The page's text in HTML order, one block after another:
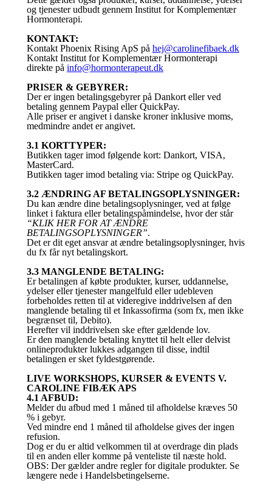
og tjenester udbudt gennem Institut for Komplementær
Hormonterapi.
KONTAKT:
Kontakt Phoenix Rising ApS på hej@carolinefibaek.dk
Kontakt Institut for Komplementær Hormonterapi
direkte på info@hormonterapeut.dk
PRISER & GEBYRER:
Der er ingen betalingsgebyrer på Dankort eller ved
betaling gennem Paypal eller QuickPay.
Alle priser er angivet i danske kroner inklusive moms,
medmindre andet er angivet.
3.1 KORTTYPER:
Butikken tager imod følgende kort: Dankort, VISA,
MasterCard.
Butikken tager imod betaling via: Stripe og QuickPay.
3.2 ÆNDRING AF BETALINGSOPLYSNINGER:
Du kan ændre dine betalingsoplysninger, ved at følge
linket i faktura eller betalingspåmindelse, hvor der står
“KLIK HER FOR AT ÆNDRE
BETALINGSOPLYSNINGER”.
Det er dit eget ansvar at ændre betalingsoplysninger, hvis
du fx får nyt betalingskort.
3.3 MANGLENDE BETALING:
Er betalingen af købte produkter, kurser, uddannelse,
ydelser eller tjenester mangelfuld eller udebleven
forbeholdes retten til at videregive inddrivelsen af den
manglende betaling til et Inkassofirma (som fx, men ikke
begrænset til, Debito).
Herefter vil inddrivelsen ske efter gældende lov.
Er den manglende betaling knyttet til helt eller delvist
onlineprodukter lukkes adgangen til disse, indtil
betalingen er sket fyldestgørende.
LIVE WORKSHOPS, KURSER & EVENTS V.
CAROLINE FIBÆK APS
4.1 AFBUD:
Melder du afbud med 1 måned til afholdelse kræves 50
% i gebyr.
Ved mindre end 1 måned til afholdelse gives der ingen
refusion.
Dog er du er altid velkommen til at overdrage din plads
til en anden eller komme på venteliste til næste hold.
OBS: Der gælder andre regler for digitale produkter. Se
længere nede i Handelsbetingelserne.